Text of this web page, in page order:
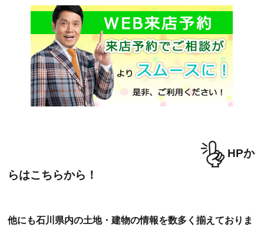
HPか
らはこちらから！
他にも石川県内の土地・建物の情報を数多く揃えておりま